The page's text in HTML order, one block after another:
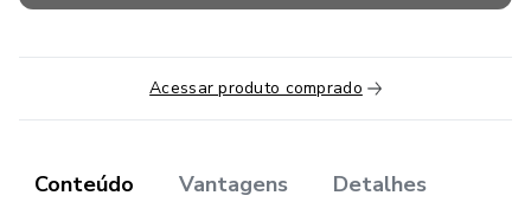
Acessar produto comprado
Conteúdo Vantagens Detalhes